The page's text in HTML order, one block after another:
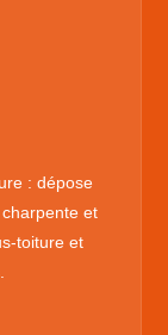
: dépose
et
toiture et